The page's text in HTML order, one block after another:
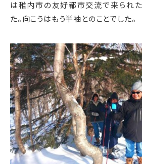
は稚内市の友好都市交流で来られ
た。向こうはもう半袖とのことでした。